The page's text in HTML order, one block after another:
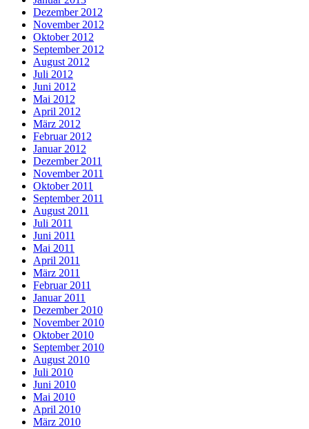
Dezember 2012
November 2012
Oktober 2012
September 2012
August 2012
Juli 2012
Juni 2012
Mai 2012
April 2012
März 2012
Februar 2012
Januar 2012
Dezember 2011
November 2011
Oktober 2011
September 2011
August 2011
Juli 2011
Juni 2011
Mai 2011
April 2011
März 2011
Februar 2011
Januar 2011
Dezember 2010
November 2010
Oktober 2010
September 2010
August 2010
Juli 2010
Juni 2010
Mai 2010
April 2010
März 2010